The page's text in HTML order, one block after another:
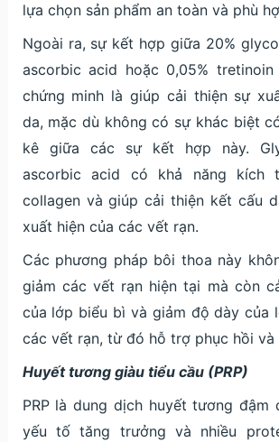
lựa chọn sản phẩm an toàn và phù
Ngoài ra, sự kết hợp giữa 20%
ascorbic acid hoặc 0,05%
chứng minh là giúp cải thiện sự
da, mặc dù không có sự khác biệt
kê giữa các sự kết hợp này.
ascorbic acid có khả năng kích
collagen và giúp cải thiện kết cấu
xuất hiện của các vết rạn.
Các phương pháp bôi thoa này
giảm các vết rạn hiện tại mà còn
của lớp biểu bì và giảm độ dày của
các vết rạn, từ đó hỗ trợ phục hồi và
Huyết tương giàu tiểu cầu (PRP)
PRP là dung dịch huyết tương đậm
yếu tố tăng trưởng và nhiều